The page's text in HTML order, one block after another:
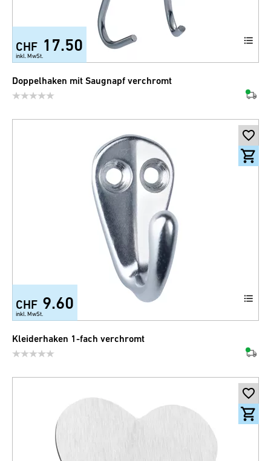
CHF 17.50
inkl. MwSt.
Doppelhaken mit Saugnapf verchromt
CHF 9.60
inkl. MwSt.
Kleiderhaken 1-fach verchromt